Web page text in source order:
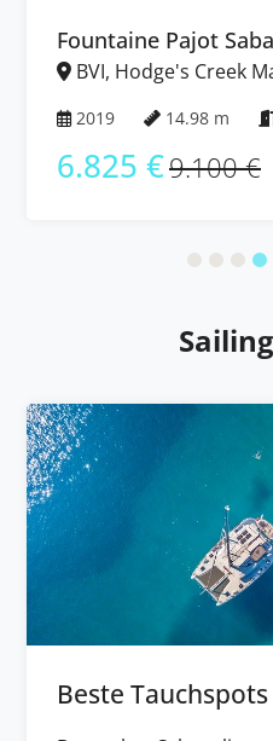
Lagoon 50
BVI, Tortola, Nanny
2023 14.75 m
6.716 €8.955 €
Beste